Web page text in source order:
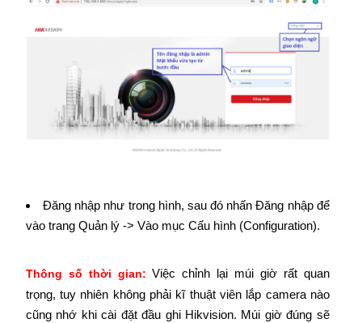
Đăng nhập như trong hình, sau đó nhấn Đăng nhập để
vào trang Quản lý -> Vào mục Cấu hình (Configuration).
Thông số thời gian:Việc chỉnh lại múi giờ rất quan
trọng, tuy nhiên không phải kĩ thuật viên lắp camera nào
cũng nhớ khi cài đặt đầu ghi Hikvision. Múi giờ đúng sẽ